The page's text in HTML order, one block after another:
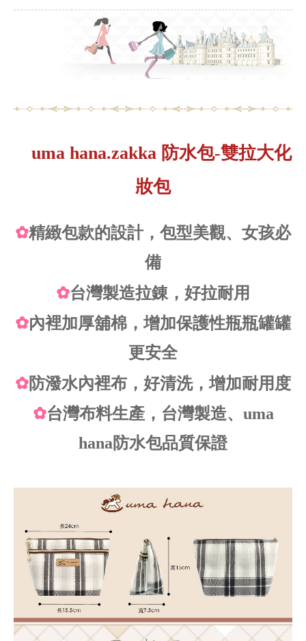
uma hana.zakka 防水包-雙拉大化
妝包
✿精緻包款的設計，包型美觀、女孩必
備
✿台灣製造拉錬，好拉耐用
✿內裡加厚舖棉，增加保護性瓶瓶罐罐
更安全
✿防潑水內裡布，好清洗，增加耐用度
✿台灣布料生產，台灣製造、uma
hana防水包品質保證